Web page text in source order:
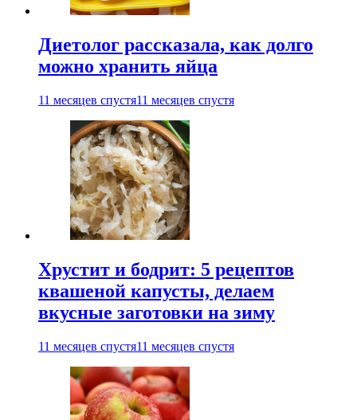
Диетолог рассказала, как долго
можно хранить яйца
11 месяцев спустя11 месяцев спустя
Хрустит и бодрит: 5 рецептов
квашеной капусты, делаем
вкусные заготовки на зиму
11 месяцев спустя11 месяцев спустя